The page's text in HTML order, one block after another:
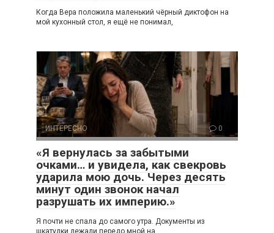
Когда Вера положила маленький чёрный диктофон на
мой кухонный стол, я ещё не понимал,
ИНТЕРЕСНО 0
«Я вернулась за забытыми
очками… и увидела, как свекровь
ударила мою дочь. Через десять
минут один звонок начал
разрушать их империю.»
Я почти не спала до самого утра. Документы из
шкатулки лежали передо мной на